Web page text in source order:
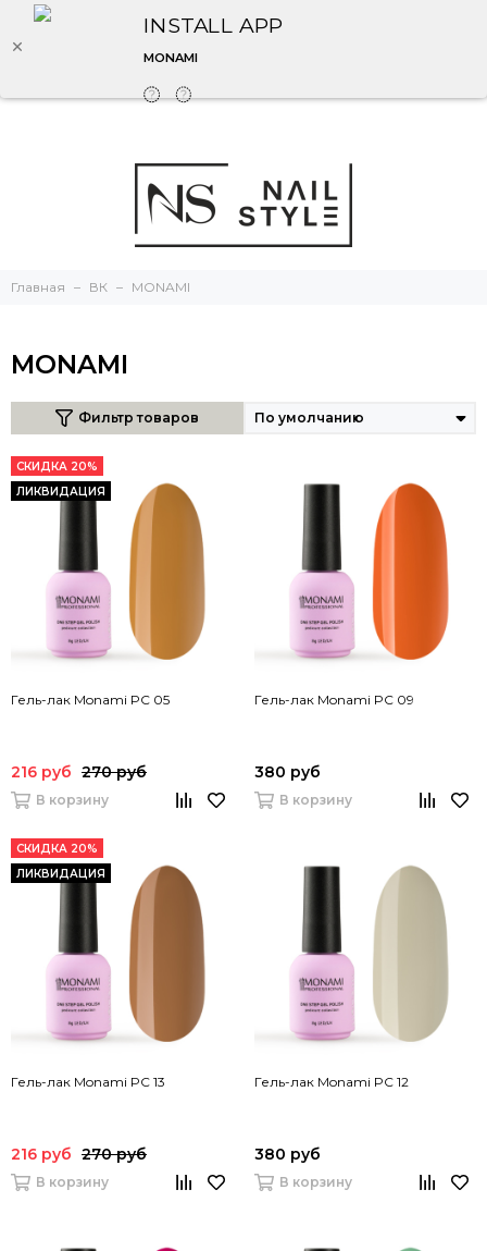
INSTALL APP
MONAMI
Главная ВК MONAMI
MONAMI
Фильтр товаров
СКИДКА 20%
ЛИКВИДАЦИЯ
Гель-лак Monami PC 05
216 руб 270 руб
В корзину
Гель-лак Monami PC 09
380 руб
В корзину
СКИДКА 20%
ЛИКВИДАЦИЯ
Гель-лак Monami PC 13
216 руб 270 руб
В корзину
Гель-лак Monami PC 12
380 руб
В корзину